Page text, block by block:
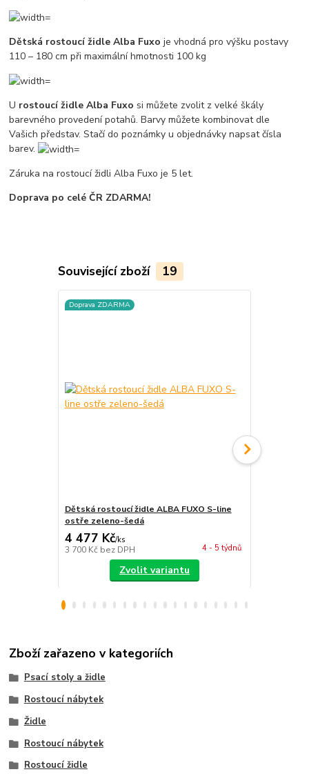
Dětská rostoucí židle Alba Fuxo je vhodná pro výšku postavy
110 – 180 cm při maximální hmotnosti 100 kg
U rostoucí židle Alba Fuxo si můžete zvolit z velké škály
barevného provedení potahů. Barvy můžete kombinovat dle
Vašich představ. Stačí do poznámky u objednávky napsat čísla
barev.
Záruka na rostoucí židli Alba Fuxo je 5 let.
Doprava po celé ČR ZDARMA!
Související zboží 19
Doprava ZDARMA
Dětská rostoucí židle ALBA FUXO S-line
ostře zeleno-šedá
4 477 Kč/ks
3 700 Kč bez DPH 4 - 5 týdnů
Zvolit variantu
Zboží zařazeno v kategoriích
Psací stoly a židle
Rostoucí nábytek
Židle
Rostoucí nábytek
Rostoucí židle